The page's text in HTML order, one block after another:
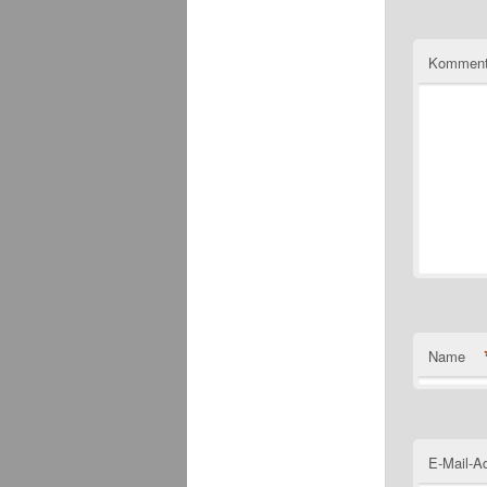
Name
E-Mail-